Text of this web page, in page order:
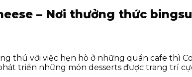
– Nơi thưởng thức
thú với việc hẹn hò ở những quán cafe thì
triển những món desserts được trang trí